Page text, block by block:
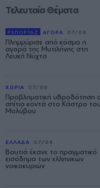
Τελευταία Θέματα
ΡΕΠΟΡΤΑΖ ΑΓΟΡΑ 07/08
Πλημμύρισε από κόσμο η
αγορά της Μυτιλήνης στη
Λευκή Νύχτα
ΧΩΡΙΑ 07/08
Προβληματική υδροδότηση
σπίτια κοντά στο Κάστρο του
Μολύβου
ΕΛΛΑΔΑ 07/08
Βουτιά έκανε το πραγματικό
εισόδημα των ελληνικών
νοικοκυριών